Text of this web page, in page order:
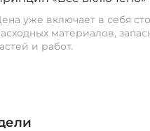
уже включает в себя
материалов,
и работ.